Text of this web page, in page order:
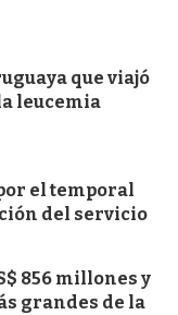
que viajó
leucemia
el temporal
del servicio
856 millones y
grandes de la